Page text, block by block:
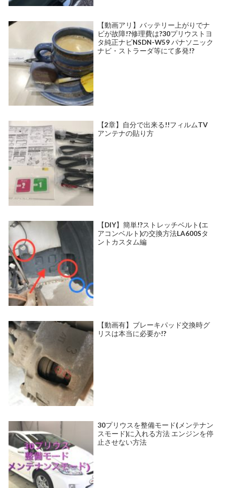
【動画アリ】バッテリー上がりでナ
ビが故障!?修理費は?30プリウストヨ
タ純正ナビNSDN-W59 パナソニック
ナビ・ストラーダ等にて多発!?
【2章】自分で出来る!!フィルムTV
アンテナの貼り方
【DIY】簡単!?ストレッチベルト(エ
アコンベルト)の交換方法LA600Sタ
ントカスタム編
【動画有】ブレーキパッド交換時グ
リスは本当に必要か!?
30プリウスを整備モード(メンテナン
スモード)に入れる方法 エンジンを停
止させない方法